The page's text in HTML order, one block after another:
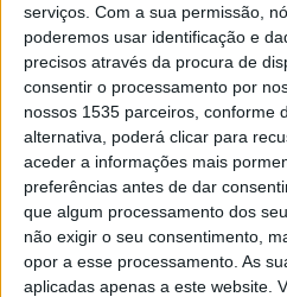
serviços. Com a sua permissão,
poderemos usar identificação e
precisos através da procura de
consentir o processamento por
nossos 1535 parceiros, conforme
alternativa, poderá clicar para
aceder a informações mais
preferências antes de dar
que algum processamento dos
não exigir o seu consentimento,
opor a esse processamento. As
aplicadas apenas a este website.
O concurso “Comprar é
promovido pelo município há
mais uma vez, 18 mil cupões
aderentes, oferecendo um total
prémios que variam entre 10 e
Os consumidores são
no mesmo estabelecimento,
apoio direto aos comerciantes